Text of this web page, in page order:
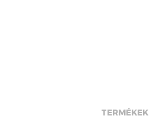
TERMÉKEK